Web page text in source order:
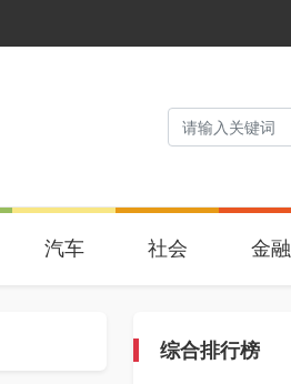
汽车 社会 金融
综合排行榜